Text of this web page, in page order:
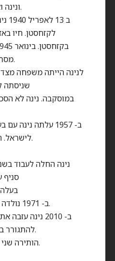
ונינה ואמה לא ראו אותו יותר.
ב
לקזחסטן. חיו
מסרטן ונינה נשארה בודדה.
לנינה הייתה משפחה
שניסתה
ב- 1957 עלתה
לישראל. המשפחה הגיע לעפולה.
סניף
בעלה,
ב- 1971 נולדה לנינה הנכדה הראשונה.
ב- 2010 נינה
להתגורר בדיור מוגן בקיבוץ גניגר.
הותירה שני בנים , 8 נכדים, 9 נינים.